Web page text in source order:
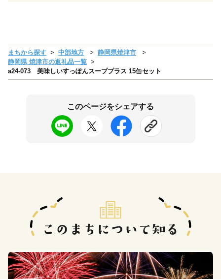
まちから探す 中部地方
静岡県焼津市
静岡県 焼津市の返礼品一覧
a24-073 美味しいすっぽんスーププラス 15缶セット
このページをシェアする